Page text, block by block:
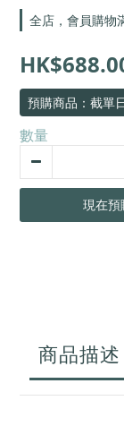
全店，會員購物
預購商品：截單
數量
現在預
商品描述